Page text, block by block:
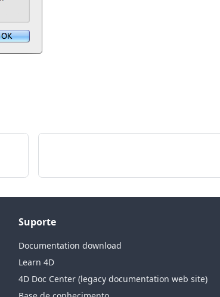
Suporte
Documentation download
Learn 4D
4D Doc Center (legacy documentation web site)